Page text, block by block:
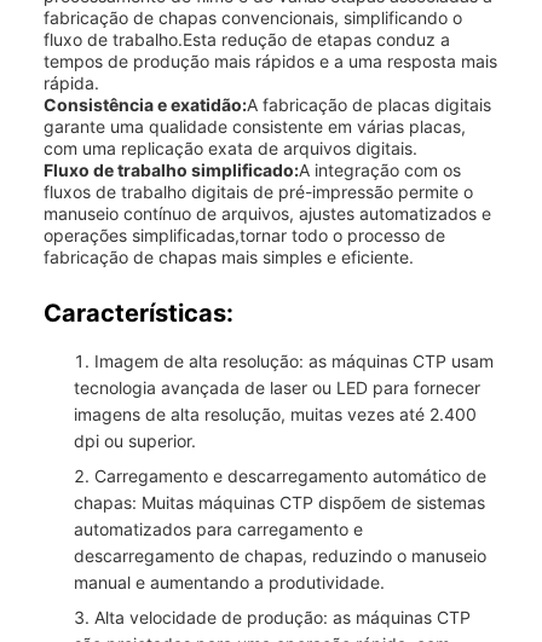
fabricação de chapas convencionais, simplificando o
fluxo de trabalho.Esta redução de etapas conduz a
tempos de produção mais rápidos e a uma resposta mais
rápida.
Consistência e exatidão:A fabricação de placas digitais
garante uma qualidade consistente em várias placas,
com uma replicação exata de arquivos digitais.
Fluxo de trabalho simplificado:A integração com os
fluxos de trabalho digitais de pré-impressão permite o
manuseio contínuo de arquivos, ajustes automatizados e
operações simplificadas,tornar todo o processo de
fabricação de chapas mais simples e eficiente.
Características:
Imagem de alta resolução: as máquinas CTP usam
tecnologia avançada de laser ou LED para fornecer
imagens de alta resolução, muitas vezes até 2.400
dpi ou superior.
Carregamento e descarregamento automático de
chapas: Muitas máquinas CTP dispõem de sistemas
automatizados para carregamento e
descarregamento de chapas, reduzindo o manuseio
manual e aumentando a produtividade.
Alta velocidade de produção: as máquinas CTP